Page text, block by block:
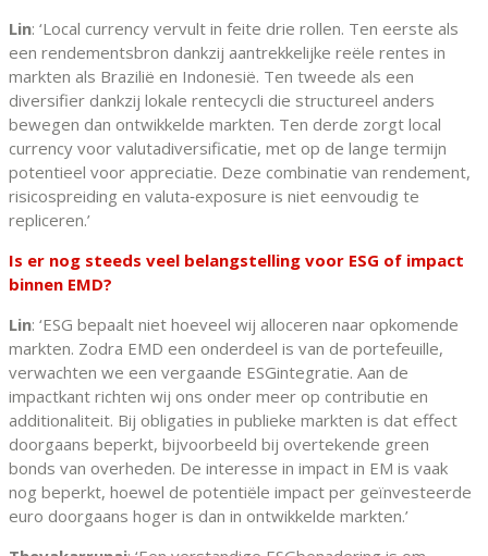
Lin: ‘Local currency vervult in feite drie rollen. Ten eerste als
een rendementsbron dankzij aantrekkelijke reële rentes in
markten als Brazilië en Indonesië. Ten tweede als een
diversifier dankzij lokale rentecycli die structureel anders
bewegen dan ontwikkelde markten. Ten derde zorgt local
currency voor valutadiversificatie, met op de lange termijn
potentieel voor appreciatie. Deze combinatie van rendement,
risicospreiding en valuta‑exposure is niet eenvoudig te
repliceren.’
Is er nog steeds veel belangstelling voor ESG of impact
binnen EMD?
Lin: ‘ESG bepaalt niet hoeveel wij alloceren naar opkomende
markten. Zodra EMD een onderdeel is van de portefeuille,
verwachten we een vergaande ESGintegratie. Aan de
impactkant richten wij ons onder meer op contributie en
additionaliteit. Bij obligaties in publieke markten is dat effect
doorgaans beperkt, bijvoorbeeld bij overtekende green
bonds van overheden. De interesse in impact in EM is vaak
nog beperkt, hoewel de potentiële impact per geïnvesteerde
euro doorgaans hoger is dan in ontwikkelde markten.’